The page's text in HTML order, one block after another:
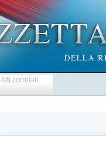
Atti correlati